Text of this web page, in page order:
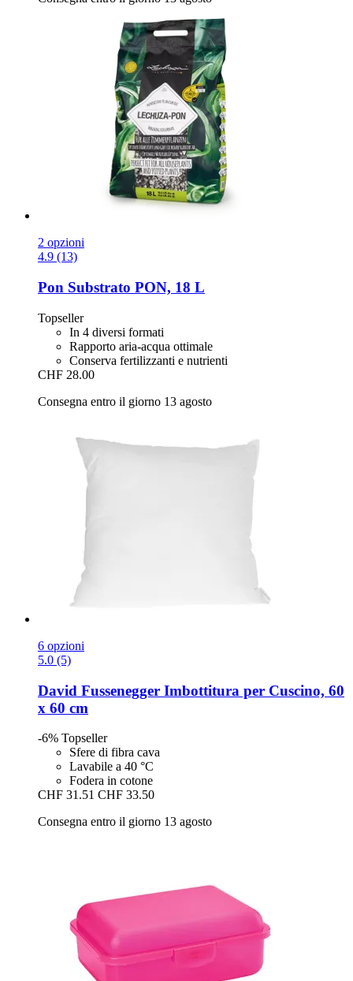
2 opzioni
4.9 (13)
Pon Substrato PON, 18 L
Topseller
In 4 diversi formati
Rapporto aria-acqua ottimale
Conserva fertilizzanti e nutrienti
CHF 28.00
Consegna entro il giorno 13 agosto
6 opzioni
5.0 (5)
David Fussenegger Imbottitura per Cuscino, 60
x 60 cm
-6% Topseller
Sfere di fibra cava
Lavabile a 40 °C
Fodera in cotone
CHF 31.51 CHF 33.50
Consegna entro il giorno 13 agosto